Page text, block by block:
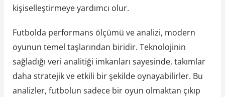
kişiselleştirmeye yardımcı olur.
Futbolda performans ölçümü ve analizi, modern
oyunun temel taşlarından biridir. Teknolojinin
sağladığı veri analitiği imkanları sayesinde, takımlar
daha stratejik ve etkili bir şekilde oynayabilirler. Bu
analizler, futbolun sadece bir oyun olmaktan çıkıp